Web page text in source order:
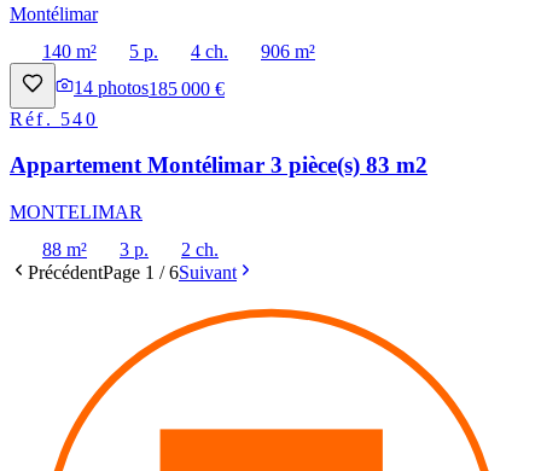
Montélimar
140 m²
5 p. 4 ch.
906 m²
14 photos185 000 €
Réf. 540
Appartement Montélimar 3 pièce(s) 83 m2
MONTELIMAR
88 m²
3 p.
2 ch.
PrécédentPage 1 /6Suivant